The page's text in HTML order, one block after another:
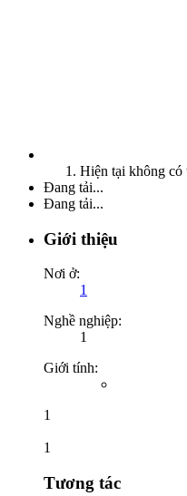
Hiện tại không có
Đang tải...
Đang tải...
Giới thiệu
Nơi ở:
1
Nghề nghiệp:
1
Giới tính:
1
1
Tương tác